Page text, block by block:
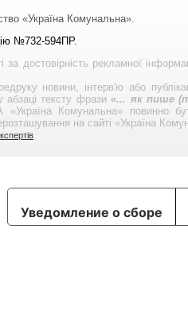
«Україна Комунальна».
№732-594ПР.
за достовірність рекламної
новини, інтерв'ю або
абзаці тексту фрази«... як пише
«Україна Комунальна» повинно
на сайті «Україна
Уведомление о сборе